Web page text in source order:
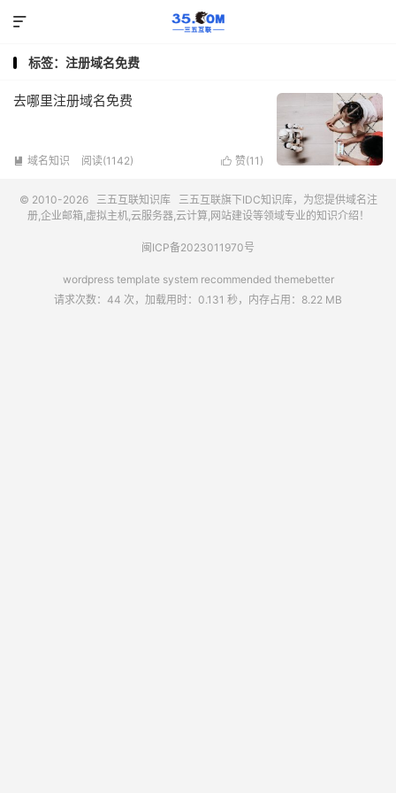

标签：注册域名免费
去哪里注册域名免费
 域名知识 阅读(1142)  赞(11 )
© 2010-2026 三五互联知识库 三五互联旗下IDC知识库，为您提供域名注
册,企业邮箱,虚拟主机,云服务器,云计算,网站建设等领域专业的知识介绍！
闽ICP备2023011970号
wordpress template system recommended themebetter
请求次数：44 次，加载用时：0.131 秒，内存占用：8.22 MB